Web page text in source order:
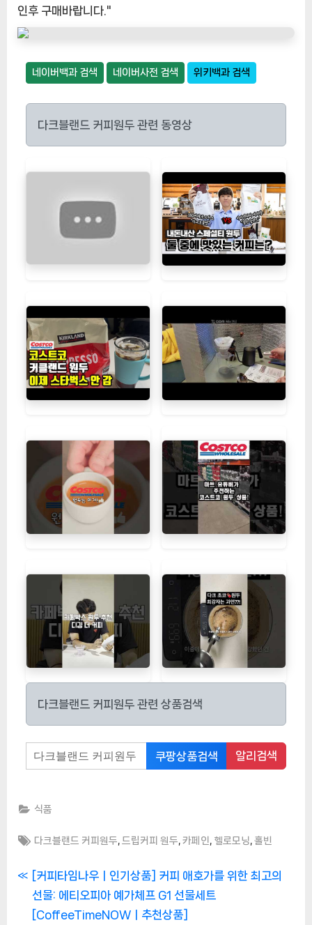
인후 구매바랍니다."
네이버백과 검색 네이버사전 검색 위키백과 검색
다크블랜드 커피원두 관련 동영상
다크블랜드 커피원두 관련 상품검색
쿠팡상품검색 알리검색
식품
Tags:
다크블랜드 커피원두 드립커피 원두 ,카페인 헬로모닝 ,홀빈
글
탐
P
r
e
[커피타임나우ㅣ인기상품] 커피 애호가를 위한 최고의
선물: 에티오피아 예가체프 G1 선물세트
[CoffeeTimeNOWㅣ추천상품]